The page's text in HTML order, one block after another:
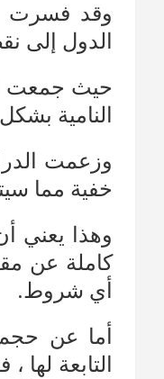
وقد فسرت
الدول إلى
حيث جمعت
النامية
وزعمت
خفية مما
وهذا يعني
كاملة عن
أي شروط.
أما عن